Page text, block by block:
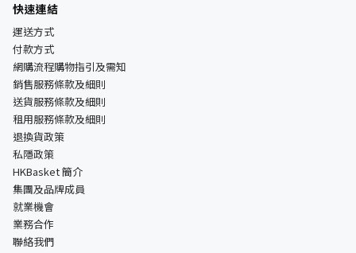
快速連結
運送方式
付款方式
網購流程購物指引及需知
銷售服務條款及細則
送貨服務條款及細則
租用服務條款及細則
退換貨政策
私隱政策
HKBasket 簡介
集團及品牌成員
就業機會
業務合作
聯絡我們